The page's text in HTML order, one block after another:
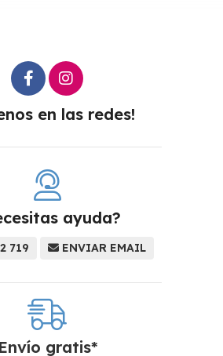
en las redes!
ayuda?
719 ENVIAR EMAIL
Envío gratis*